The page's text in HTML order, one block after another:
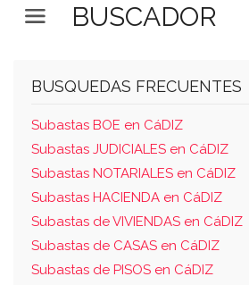
BUSCADOR
BUSQUEDAS FRECUENTES
Subastas BOE en CáDIZ
Subastas JUDICIALES en CáDIZ
Subastas NOTARIALES en CáDIZ
Subastas HACIENDA en CáDIZ
Subastas de VIVIENDAS en CáDIZ
Subastas de CASAS en CáDIZ
Subastas de PISOS en CáDIZ